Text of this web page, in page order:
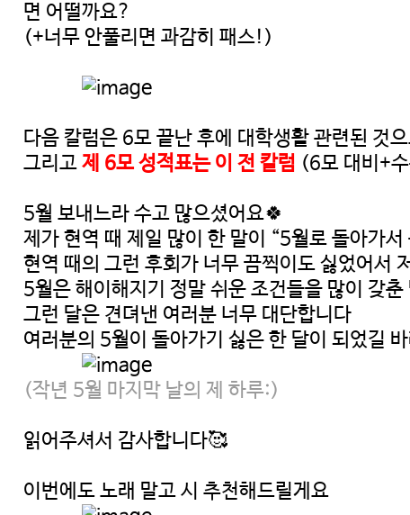
면 어떨까요?
(+너무 안풀리면 과감히 패스!)
다음 칼럼은 6모 끝난 후에 대학생활 관련된 것
그리고제 6모 성적표는 이 전 칼럼 (6모 대비+
5월 보내느라 수고 많으셨어요🍀
제가 현역 때 제일 많이 한 말이 “5월로 돌아가
현역 때의 그런 후회가 너무 끔찍이도 싫었어서
5월은 해이해지기 정말 쉬운 조건들을 많이 갖춘
그런 달은 견뎌낸 여러분 너무 대단합니다
여러분의 5월이 돌아가기 싫은 한 달이 되었길
(작년 5월 마지막 날의 제 하루:)
읽어주셔서 감사합니다🥰
이번에도 노래 말고 시 추천해드릴게요